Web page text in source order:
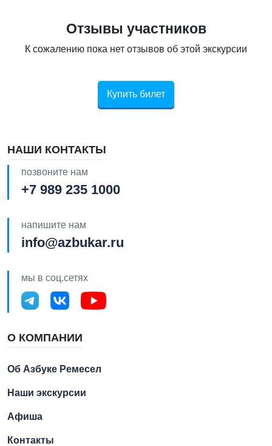
Отзывы участников
К сожалению пока нет отзывов об этой экскурсии
Купить билет
НАШИ КОНТАКТЫ
позвоните нам
+7 989 235 1000
напишите нам
info@azbukar.ru
мы в соц.сетях
О КОМПАНИИ
Об Азбуке Ремесел
Наши экскурсии
Афиша
Контакты